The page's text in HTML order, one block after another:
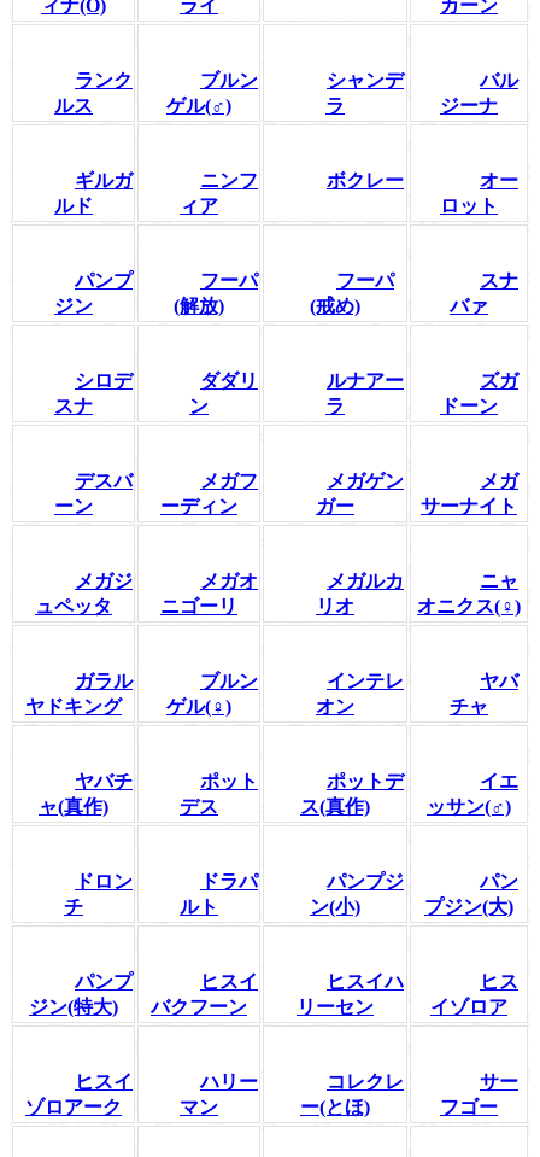
ィナ(O) ライ カーン
ランク
ルス
ブルン
ゲル(♂)
シャンデ
ラ
バル
ジーナ
ギルガ
ルド
ニンフ
ィア
ボクレー
オー
ロット
パンプ
ジン
フーパ
(解放)
フーパ
(戒め)
スナ
バァ
シロデ
スナ
ダダリ
ン
ルナアー
ラ
ズガ
ドーン
デスバ
ーン
メガフ
ーディン
メガゲン
ガー
メガ
サーナイト
メガジ
ュペッタ
メガオ
ニゴーリ
メガルカ
リオ
ニャ
オニクス(♀)
ガラル
ヤドキング
ブルン
ゲル(♀)
インテレ
オン
ヤバ
チャ
ヤバチ
ャ(真作)
ポット
デス
ポットデ
ス(真作)
イエ
ッサン(♂)
ドロン
チ
ドラパ
ルト
パンプジ
ン(小)
パン
プジン(大)
パンプ
ジン(特大)
ヒスイ
バクフーン
ヒスイハ
リーセン
ヒス
イゾロア
ヒスイ
ゾロアーク
ハリー
マン
コレクレ
ー(とほ)
サー
フゴー